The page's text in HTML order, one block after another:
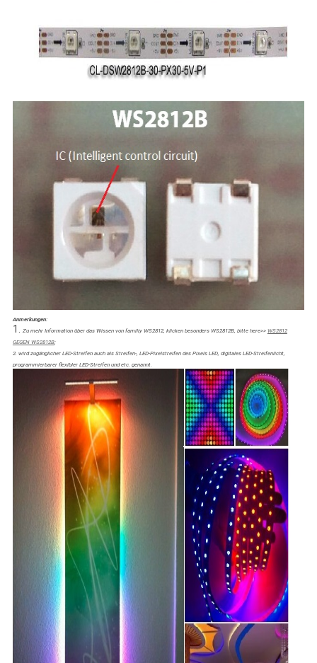
Anmerkungen:
1. Zu mehr Information über das Wissen von familiy WS2812, klicken besonders WS2812B, bitte here>> WS2812
GEGEN WS2812B;
2. wird zugänglicher LED-Streifen auch als Streifen-, LED-Pixelstreifen des Pixels LED, digitales LED-Streifenlicht,
programmierbarer flexibler LED-Streifen und etc. genannt.